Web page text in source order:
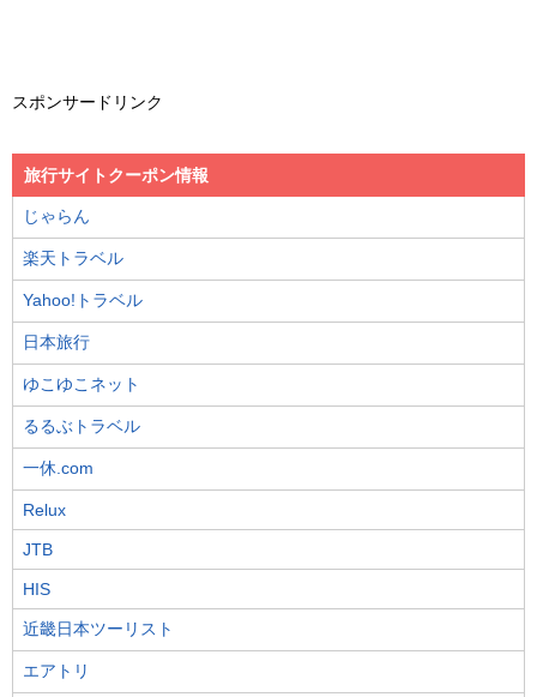
スポンサードリンク
旅行サイトクーポン情報
じゃらん
楽天トラベル
Yahoo!トラベル
日本旅行
ゆこゆこネット
るるぶトラベル
一休.com
Relux
JTB
HIS
近畿日本ツーリスト
エアトリ